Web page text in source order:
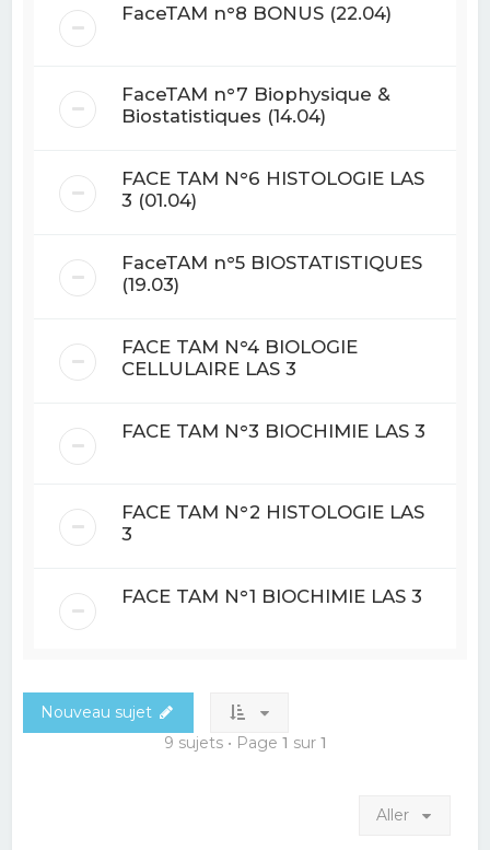
FaceTAM n°8 BONUS (22.04)
FaceTAM n°7 Biophysique &
Biostatistiques (14.04)
FACE TAM N°6 HISTOLOGIE LAS
3 (01.04)
FaceTAM n°5 BIOSTATISTIQUES
(19.03)
FACE TAM N°4 BIOLOGIE
CELLULAIRE LAS 3
FACE TAM N°3 BIOCHIMIE LAS 3
FACE TAM N°2 HISTOLOGIE LAS
3
FACE TAM N°1 BIOCHIMIE LAS 3
Nouveau sujet
9 sujets • Page 1 sur 1
Aller